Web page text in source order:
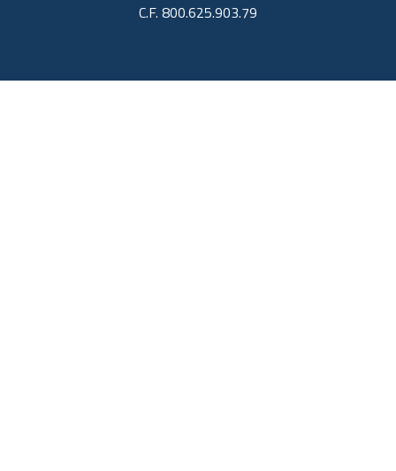
C.F. 800.625.903.79